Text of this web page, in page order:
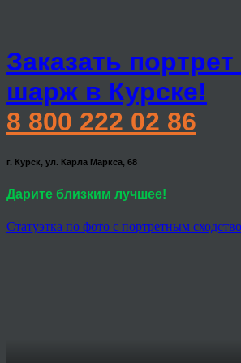
Заказать
шарж в Курске!
8 800 222 02 86
г. Курск, ул. Карла Маркса, 68
Дарите близким лучшее!
Статуэтка по фото с портретным